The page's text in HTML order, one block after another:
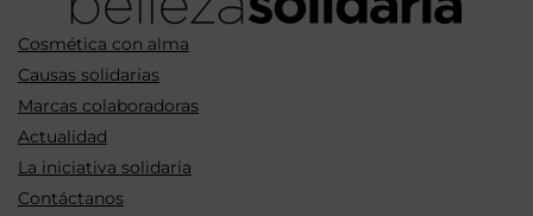
Cosmética con alma
Causas solidarias
Marcas colaboradoras
Actualidad
La iniciativa solidaria
Contáctanos